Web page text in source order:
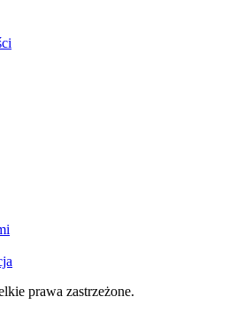
prawa zastrzeżone.